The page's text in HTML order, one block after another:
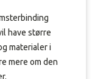
have større
materialer i
mere om den